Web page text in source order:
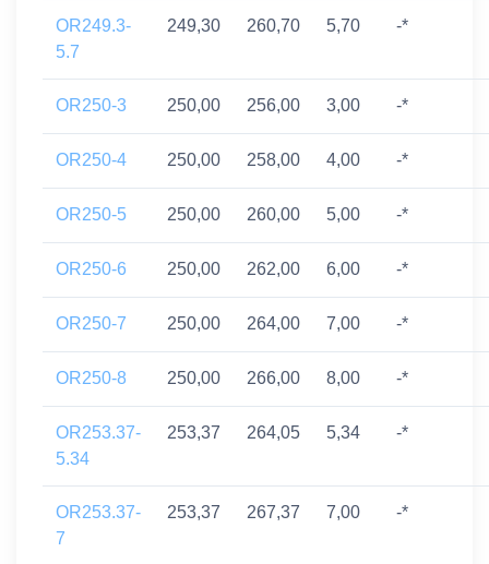
OR249.3-
5.7
249,30 260,70 5,70 -*
OR250-3 250,00 256,00 3,00 -*
OR250-4 250,00 258,00 4,00 -*
OR250-5 250,00 260,00 5,00 -*
OR250-6 250,00 262,00 6,00 -*
OR250-7 250,00 264,00 7,00 -*
OR250-8 250,00 266,00 8,00 -*
OR253.37-
5.34
253,37 264,05 5,34 -*
OR253.37-
7
253,37 267,37 7,00 -*